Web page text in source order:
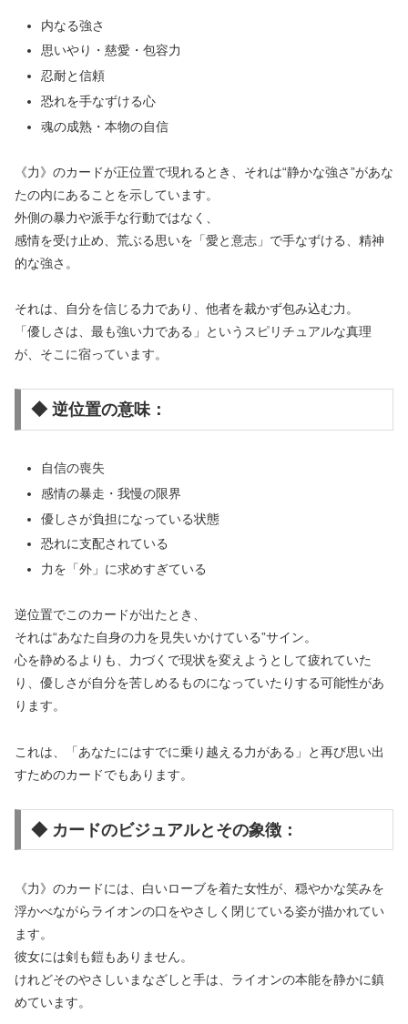
内なる強さ
思いやり・慈愛・包容力
忍耐と信頼
恐れを手なずける心
魂の成熟・本物の自信
《力》のカードが正位置で現れるとき、それは“静かな強さ”があな
たの内にあることを示しています。
外側の暴力や派手な行動ではなく、
感情を受け止め、荒ぶる思いを「愛と意志」で手なずける、精神
的な強さ。
それは、自分を信じる力であり、他者を裁かず包み込む力。
「優しさは、最も強い力である」というスピリチュアルな真理
が、そこに宿っています。
◆ 逆位置の意味：
自信の喪失
感情の暴走・我慢の限界
優しさが負担になっている状態
恐れに支配されている
力を「外」に求めすぎている
逆位置でこのカードが出たとき、
それは“あなた自身の力を見失いかけている”サイン。
心を静めるよりも、力づくで現状を変えようとして疲れていた
り、優しさが自分を苦しめるものになっていたりする可能性があ
ります。
これは、「あなたにはすでに乗り越える力がある」と再び思い出
すためのカードでもあります。
◆ カードのビジュアルとその象徴：
《力》のカードには、白いローブを着た女性が、穏やかな笑みを
浮かべながらライオンの口をやさしく閉じている姿が描かれてい
ます。
彼女には剣も鎧もありません。
けれどそのやさしいまなざしと手は、ライオンの本能を静かに鎮
めています。